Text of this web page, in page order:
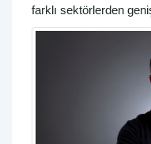
farklı sektörlerden